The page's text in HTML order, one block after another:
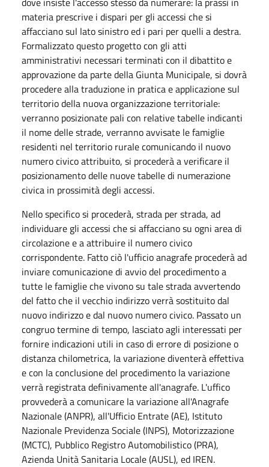
materia prescrive i dispari per gli accessi che si
affacciano sul lato sinistro ed i pari per quelli a destra.
Formalizzato questo progetto con gli atti
amministrativi necessari terminati con il dibattito e
approvazione da parte della Giunta Municipale, si dovrà
procedere alla traduzione in pratica e applicazione sul
territorio della nuova organizzazione territoriale:
verranno posizionate pali con relative tabelle indicanti
il nome delle strade, verranno avvisate le famiglie
residenti nel territorio rurale comunicando il nuovo
numero civico attribuito, si procederà a verificare il
posizionamento delle nuove tabelle di numerazione
civica in prossimità degli accessi.
Nello specifico si procederà, strada per strada, ad
individuare gli accessi che si affacciano su ogni area di
circolazione e a attribuire il numero civico
corrispondente. Fatto ciò l'ufficio anagrafe procederà ad
inviare comunicazione di avvio del procedimento a
tutte le famiglie che vivono su tale strada avvertendo
del fatto che il vecchio indirizzo verrà sostituito dal
nuovo indirizzo e dal nuovo numero civico. Passato un
congruo termine di tempo, lasciato agli interessati per
fornire indicazioni utili in caso di errore di posizione o
distanza chilometrica, la variazione diventerà effettiva
e con la conclusione del procedimento la variazione
verrà registrata definivamente all'anagrafe. L'uffico
provvederà a comunicare la variazione all'Anagrafe
Nazionale (ANPR), all'Ufficio Entrate (AE), Istituto
Nazionale Previdenza Sociale (INPS), Motorizzazione
(MCTC), Pubblico Registro Automobilistico (PRA),
Azienda Unità Sanitaria Locale (AUSL), ed IREN.